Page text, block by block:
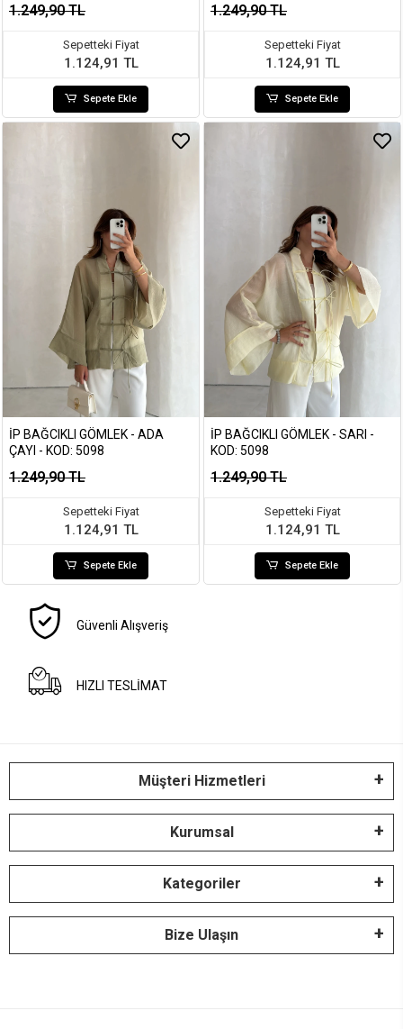
1.249,90 TL
Sepetteki Fiyat
1.124,91 TL
Sepete Ekle
1.249,90 TL
Sepetteki Fiyat
1.124,91 TL
Sepete Ekle
İP BAĞCIKLI GÖMLEK - ADA
ÇAYI - KOD: 5098
1.249,90 TL
Sepetteki Fiyat
1.124,91 TL
Sepete Ekle
İP BAĞCIKLI GÖMLEK - SARI -
KOD: 5098
1.249,90 TL
Sepetteki Fiyat
1.124,91 TL
Sepete Ekle
Güvenli Alışveriş
HIZLI TESLİMAT
Müşteri Hizmetleri
Kurumsal
Kategoriler
Bize Ulaşın